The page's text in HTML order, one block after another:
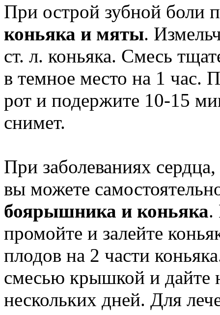
При острой зубной боли
коньяка и мяты.
ст. л. коньяка. Смесь
в темное место на 1 час.
рот и подержите 10-15
снимет.
При заболеваниях
вы можете
боярышника и коньяка.
промойте и залейте
плодов на 2 части
смесью крышкой и дайте
нескольких дней. Для